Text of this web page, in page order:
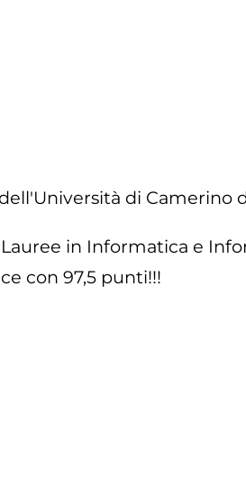
di Camerino
in Informatica e
con 97,5 punti!!!